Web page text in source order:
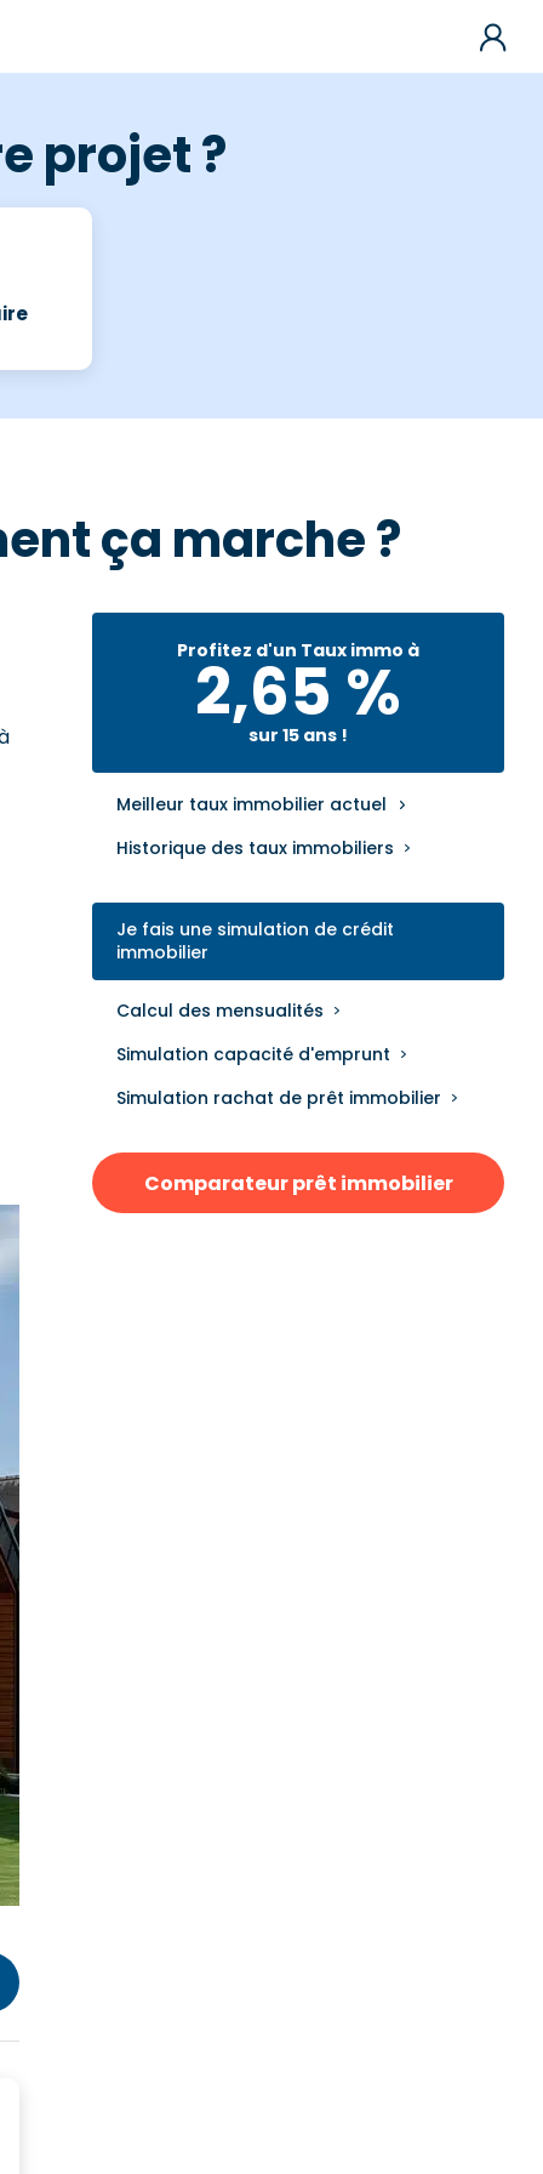
projet ?
ça marche ?
Profitez d'un Taux immo à
2,65 %
sur 15 ans !
Meilleur taux immobilier actuel
Historique des taux immobiliers
Je fais une simulation de crédit
immobilier
Calcul des mensualités
Simulation capacité d'emprunt
Simulation rachat de prêt immobilier
Comparateur prêt immobilier